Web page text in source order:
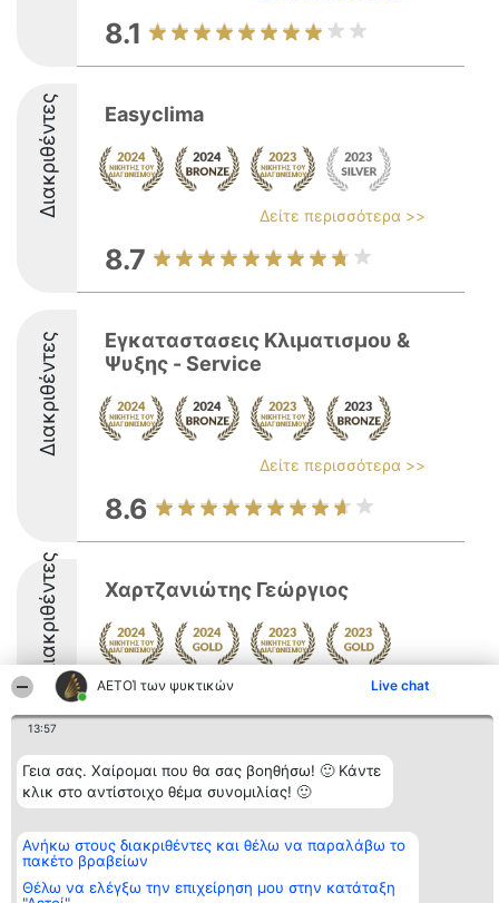
ΑΕΤΟΊ των ψυκτικών Live chat
13:57
Γεια σας. Χαίρομαι που θα σας βοηθήσω! 🙂 Κάντε
κλικ στο αντίστοιχο θέμα συνομιλίας! 🙂
Ανήκω στους διακριθέντες και θέλω να παραλάβω το
πακέτο βραβείων
Θέλω να ελέγξω την επιχείρηση μου στην κατάταξη
8.1
Διακριθέντες Easyclima
Δείτε περισσότερα >>
8.7
Διακριθέντες
Εγκαταστασεις Κλιματισμου &
Ψυξης - Service
Δείτε περισσότερα >>
8.6
Διακριθέντες Χαρτζανιώτης Γεώργιος
9
Διοργανωτής της
κατάταξης
BEAUTIFUL COMPANY
ΤΗΛ. ΕΠΙΚΟΙΝΩΝΙΑΣ:
2104128019
aetoi@beautifulcompany.co
Κατάταξη
Διακριθέντες
Λίστα όλων
διακριθέντων
προϋποθέσεις
Επικοινωνία